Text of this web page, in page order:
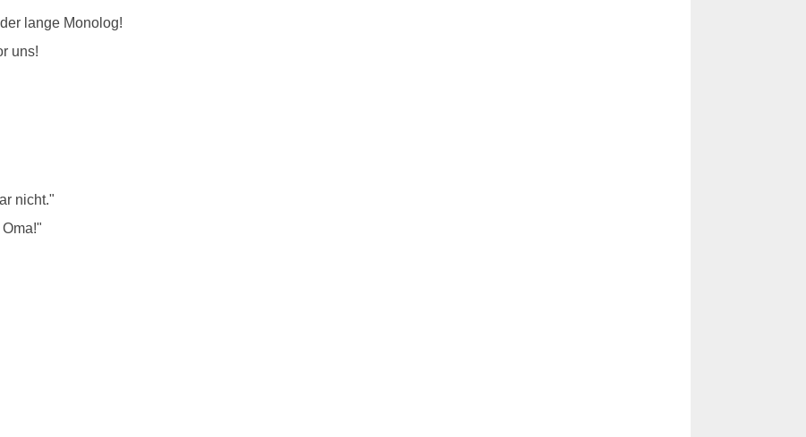
lange Monolog!
uns!
nicht."